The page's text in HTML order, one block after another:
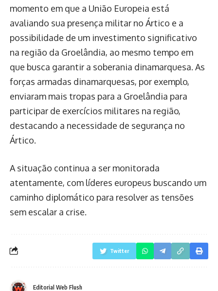
momento em que a União Europeia está
avaliando sua presença militar no Ártico e a
possibilidade de um investimento significativo
na região da Groelândia, ao mesmo tempo em
que busca garantir a soberania dinamarquesa. As
forças armadas dinamarquesas, por exemplo,
enviaram mais tropas para a Groelândia para
participar de exercícios militares na região,
destacando a necessidade de segurança no
Ártico.
A situação continua a ser monitorada
atentamente, com líderes europeus buscando um
caminho diplomático para resolver as tensões
sem escalar a crise.
Twitter
Editorial Web Flush